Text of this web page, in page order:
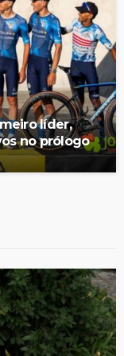
líder,
no prólogo